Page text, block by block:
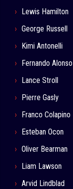
Lewis Hamilton
George Russell
Kimi Antonelli
Fernando Alonso
Lance Stroll
Pierre Gasly
Franco Colapino
Esteban Ocon
Oliver Bearman
Liam Lawson
Arvid Lindblad